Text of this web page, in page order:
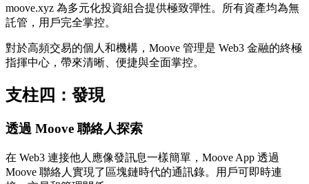
moove.xyz 為多元化投資組合提供極致彈性。所有資產均為無
託管，用戶完全掌控。
對於高頻交易的個人和機構，Moove 管理是 Web3 金融的終極
指揮中心，帶來清晰、便捷與全面掌控。
支柱四：發現
透過 Moove 聯絡人探索
在 Web3 連接他人應像發訊息一樣簡單，Moove App 透過
Moove 聯絡人實現了區塊鏈時代的通訊錄。用戶可即時連